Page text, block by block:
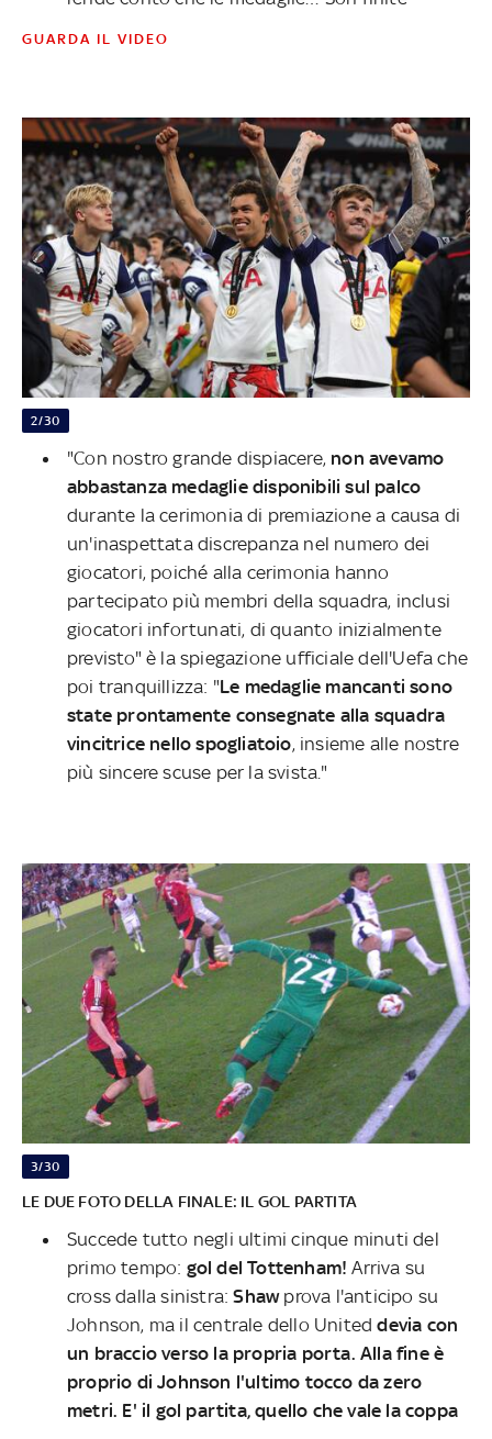
GUARDA IL VIDEO
2/30
"Con nostro grande dispiacere, non avevamo
abbastanza medaglie disponibili sul palco
durante la cerimonia di premiazione a causa di
un'inaspettata discrepanza nel numero dei
giocatori, poiché alla cerimonia hanno
partecipato più membri della squadra, inclusi
giocatori infortunati, di quanto inizialmente
previsto" è la spiegazione ufficiale dell'Uefa che
poi tranquillizza: "Le medaglie mancanti sono
state prontamente consegnate alla squadra
vincitrice nello spogliatoio, insieme alle nostre
più sincere scuse per la svista."
3/30
LE DUE FOTO DELLA FINALE: IL GOL PARTITA
Succede tutto negli ultimi cinque minuti del
primo tempo: gol del Tottenham!Arriva su
cross dalla sinistra:Shaw prova l'anticipo su
Johnson, ma il centrale dello United devia con
un braccio verso la propria porta. Alla fine è
proprio di Johnson l'ultimo tocco da zero
metri. E' il gol partita, quello che vale la coppa